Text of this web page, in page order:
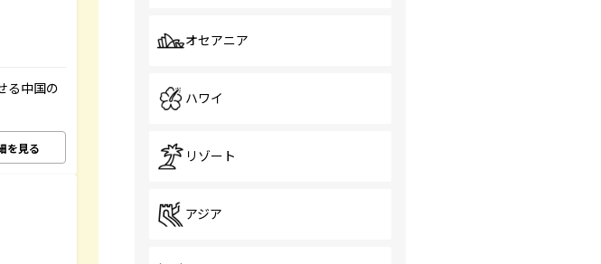
る中国の
を見る
オセアニア
ハワイ
リゾート
アジア